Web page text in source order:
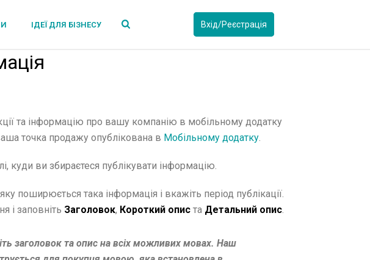
ІДЕЇ ДЛЯ БІЗНЕСУ Вхід/Реєстрація
та інформацію про вашу компанію в мобільному додатку
точка продажу опублікована в Мобільному додатку.
куди ви збираєтеся публікувати інформацію.
поширюється така інформація і вкажіть період публікації.
і заповніть Заголовок, Короткий описта Детальний опис.
заголовок та опис на всіх можливих мовах. Наш